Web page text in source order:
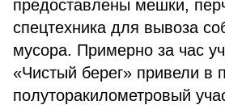
предоставлены мешки,
спецтехника для вывоза
мусора. Примерно за час
«Чистый берег» привели в
полуторакилометровый